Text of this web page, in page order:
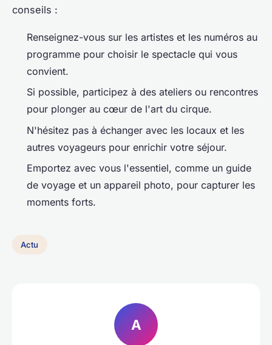
conseils :
Renseignez-vous sur les artistes et les numéros au
programme pour choisir le spectacle qui vous
convient.
Si possible, participez à des ateliers ou rencontres
pour plonger au cœur de l'art du cirque.
N'hésitez pas à échanger avec les locaux et les
autres voyageurs pour enrichir votre séjour.
Emportez avec vous l'essentiel, comme un guide
de voyage et un appareil photo, pour capturer les
moments forts.
Actu
A